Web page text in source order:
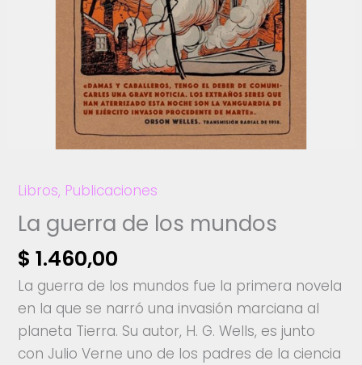
Libros, Publicaciones
La guerra de los mundos
$ 1.460,00
La guerra de los mundos fue la primera novela
en la que se narró una invasión marciana al
planeta Tierra. Su autor, H. G. Wells, es junto
con Julio Verne uno de los padres de la ciencia